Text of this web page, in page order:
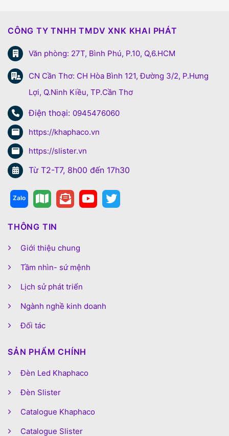
CÔNG TY TNHH TMDV XNK KHAI PHÁT
Văn phòng: 27T, Bình Phú, P.10, Q,6.HCM
CN Cần Thơ: CH Hòa Bình 121, Đường 3/2, P.Hưng
Lợi, Q.Ninh Kiều, TP.Cần Thơ
Điện thoại: 0945476060
https://khaphaco.vn
https://slister.vn
Từ T2-T7, 8h00 đến 17h30
THÔNG TIN
Giới thiệu chung
Tầm nhìn- sứ mệnh
Lịch sử phát triển
Ngành nghề kinh doanh
Đối tác
SẢN PHẨM CHÍNH
Đèn Led Khaphaco
Đèn Slister
Catalogue Khaphaco
Catalogue Slister